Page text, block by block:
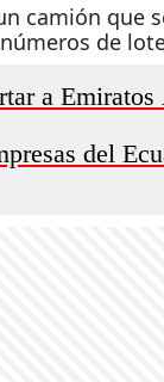
camión que
de
a
del